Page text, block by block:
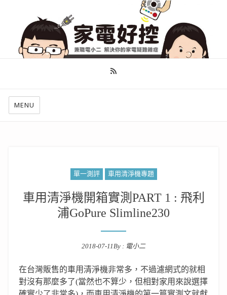
幫你做好功課，看了就知怎麼找出適合自己的家電
MENU
單一測評 車用清淨機專題
車用清淨機開箱實測PART 1 : 飛利
浦GoPure Slimline230
2018-07-11By : 電小二
在台灣販售的車用清淨機非常多，不過濾網式的就相
對沒有那麼多了(當然也不算少，但相對家用來說選擇